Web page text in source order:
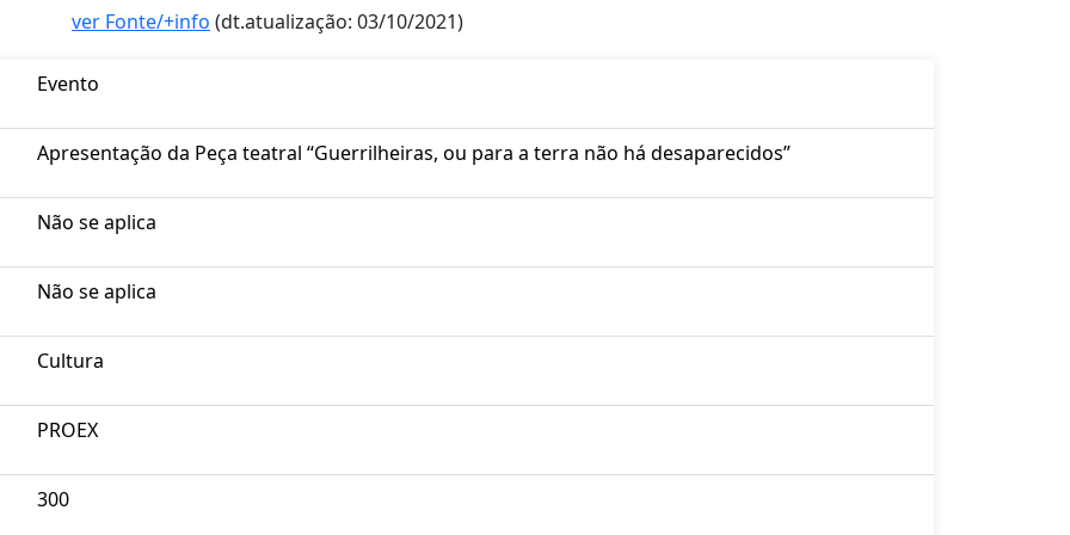
ver Fonte/+info (dt.atualização: 03/10/2021)
Evento
Apresentação da Peça teatral “Guerrilheiras, ou para a terra não há desaparecidos”
Não se aplica
Não se aplica
Cultura
PROEX
300